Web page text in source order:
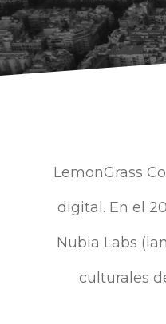
LemonGrass
digital. En el
Nubia Labs
culturales